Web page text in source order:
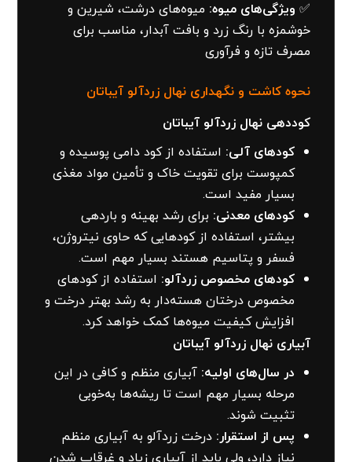
✅ ویژگی‌های میوه: میوه‌های درشت، شیرین و
خوشمزه با رنگ زرد و بافت آبدار، مناسب برای
مصرف تازه و فرآوری
نحوه کاشت و نگهداری نهال زردآلو آیباتان
کوددهی نهال زردآلو آیباتان
کودهای آلی: استفاده از کود دامی پوسیده و
کمپوست برای تقویت خاک و تأمین مواد مغذی
بسیار مفید است.
کودهای معدنی: برای رشد بهینه و باردهی
بیشتر، استفاده از کودهایی که حاوی نیتروژن،
فسفر و پتاسیم هستند بسیار مهم است.
کودهای مخصوص زردآلو: استفاده از کودهای
مخصوص درختان هسته‌دار به رشد بهتر درخت و
افزایش کیفیت میوه‌ها کمک خواهد کرد.
آبیاری نهال زردآلو آیباتان
در سال‌های اولیه: آبیاری منظم و کافی در این
مرحله بسیار مهم است تا ریشه‌ها به‌خوبی
تثبیت شوند.
پس از استقرار: درخت زردآلو به آبیاری منظم
نیاز دارد، ولی باید از آبیاری زیاد و غرقاب شدن